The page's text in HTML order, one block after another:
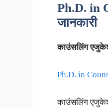
Ph.D. in
जानकारी
काउंसलिंग
Ph.D. in
काउंसलिंग